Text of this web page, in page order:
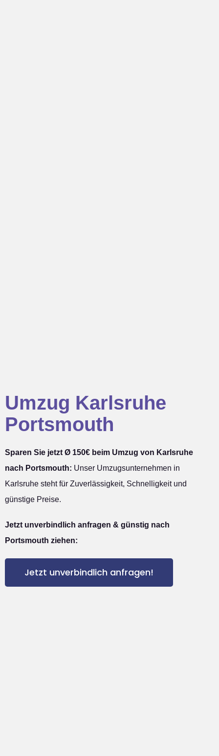
Umzug Karlsruhe
Portsmouth
Sparen Sie jetzt Ø 150€ beim Umzug von Karlsruhe
nach Portsmouth: Unser Umzugsunternehmen in
Karlsruhe steht für Zuverlässigkeit, Schnelligkeit und
günstige Preise.
Jetzt unverbindlich anfragen & günstig nach
Portsmouth ziehen:
Jetzt unverbindlich anfragen!